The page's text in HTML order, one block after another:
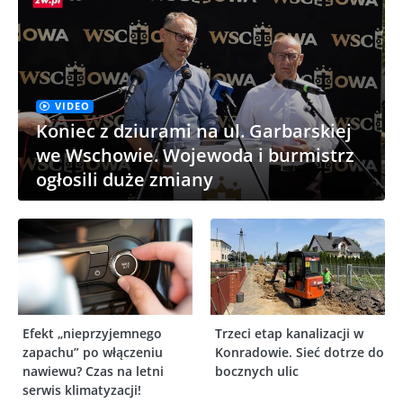
VIDEO
Koniec z dziurami na ul. Garbarskiej
we Wschowie. Wojewoda i burmistrz
ogłosili duże zmiany
Efekt „nieprzyjemnego
zapachu” po włączeniu
nawiewu? Czas na letni
serwis klimatyzacji!
Trzeci etap kanalizacji w
Konradowie. Sieć dotrze do
bocznych ulic